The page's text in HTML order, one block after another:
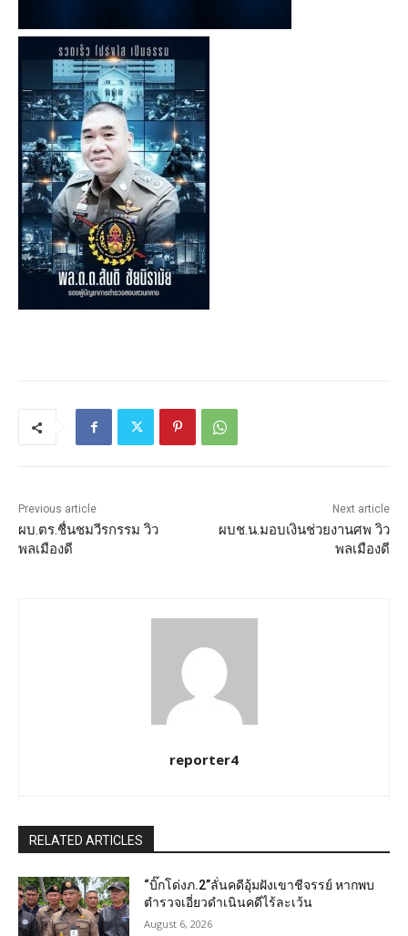
Previous article
ผบ.ตร.ชื่นชมวีรกรรม วิว
พลเมืองดี
Next article
ผบช.น.มอบเงินช่วยงานศพ วิว
พลเมืองดี
reporter4
RELATED ARTICLES
“บิ๊กโด่งภ.2”ลั่นคดีอุ้มฝังเขาชีจรรย์ หากพบ
ตำรวจเอี่ยวดำเนินคดีไร้ละเว้น
August 6, 2026